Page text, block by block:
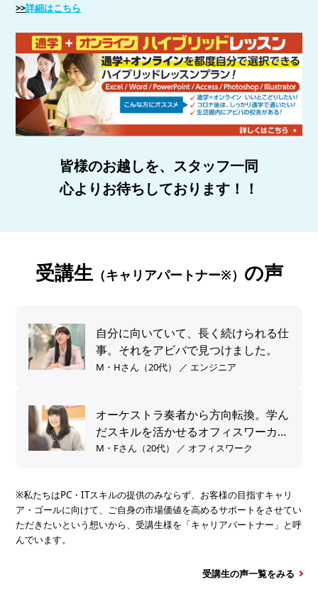
>>詳細はこちら
皆様のお越しを、スタッフ一同
心よりお待ちしております！！
受講生（キャリアパートナー※） の声
自分に向いていて、長く続けられる仕
事。それをアビバで見つけました。
M・Hさん（20代） ／ エンジニア
オーケストラ奏者から方向転換。学ん
だスキルを活かせるオフィスワーカー
へ。
M・Fさん（20代） ／ オフィスワーク
※私たちはPC・ITスキルの提供のみならず、お客様の目指すキャリ
ア・ゴールに向けて、ご自身の市場価値を高めるサポートをさせてい
ただきたいという想いから、受講生様を「キャリアパートナー」と呼
んでいます。
受講生の声一覧をみる